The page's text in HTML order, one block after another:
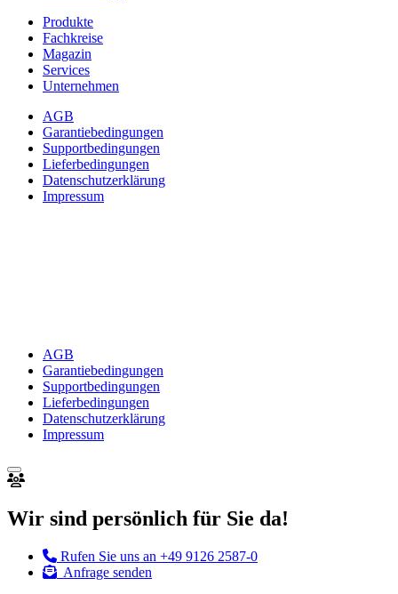
Produkte
Fachkreise
Magazin
Services
Unternehmen
AGB
Garantiebedingungen
Supportbedingungen
Lieferbedingungen
Datenschutzerklärung
Impressum
AGB
Garantiebedingungen
Supportbedingungen
Lieferbedingungen
Datenschutzerklärung
Impressum
Wir sind persönlich für Sie da!
Rufen Sie uns an +49 9126 2587-0
Anfrage senden